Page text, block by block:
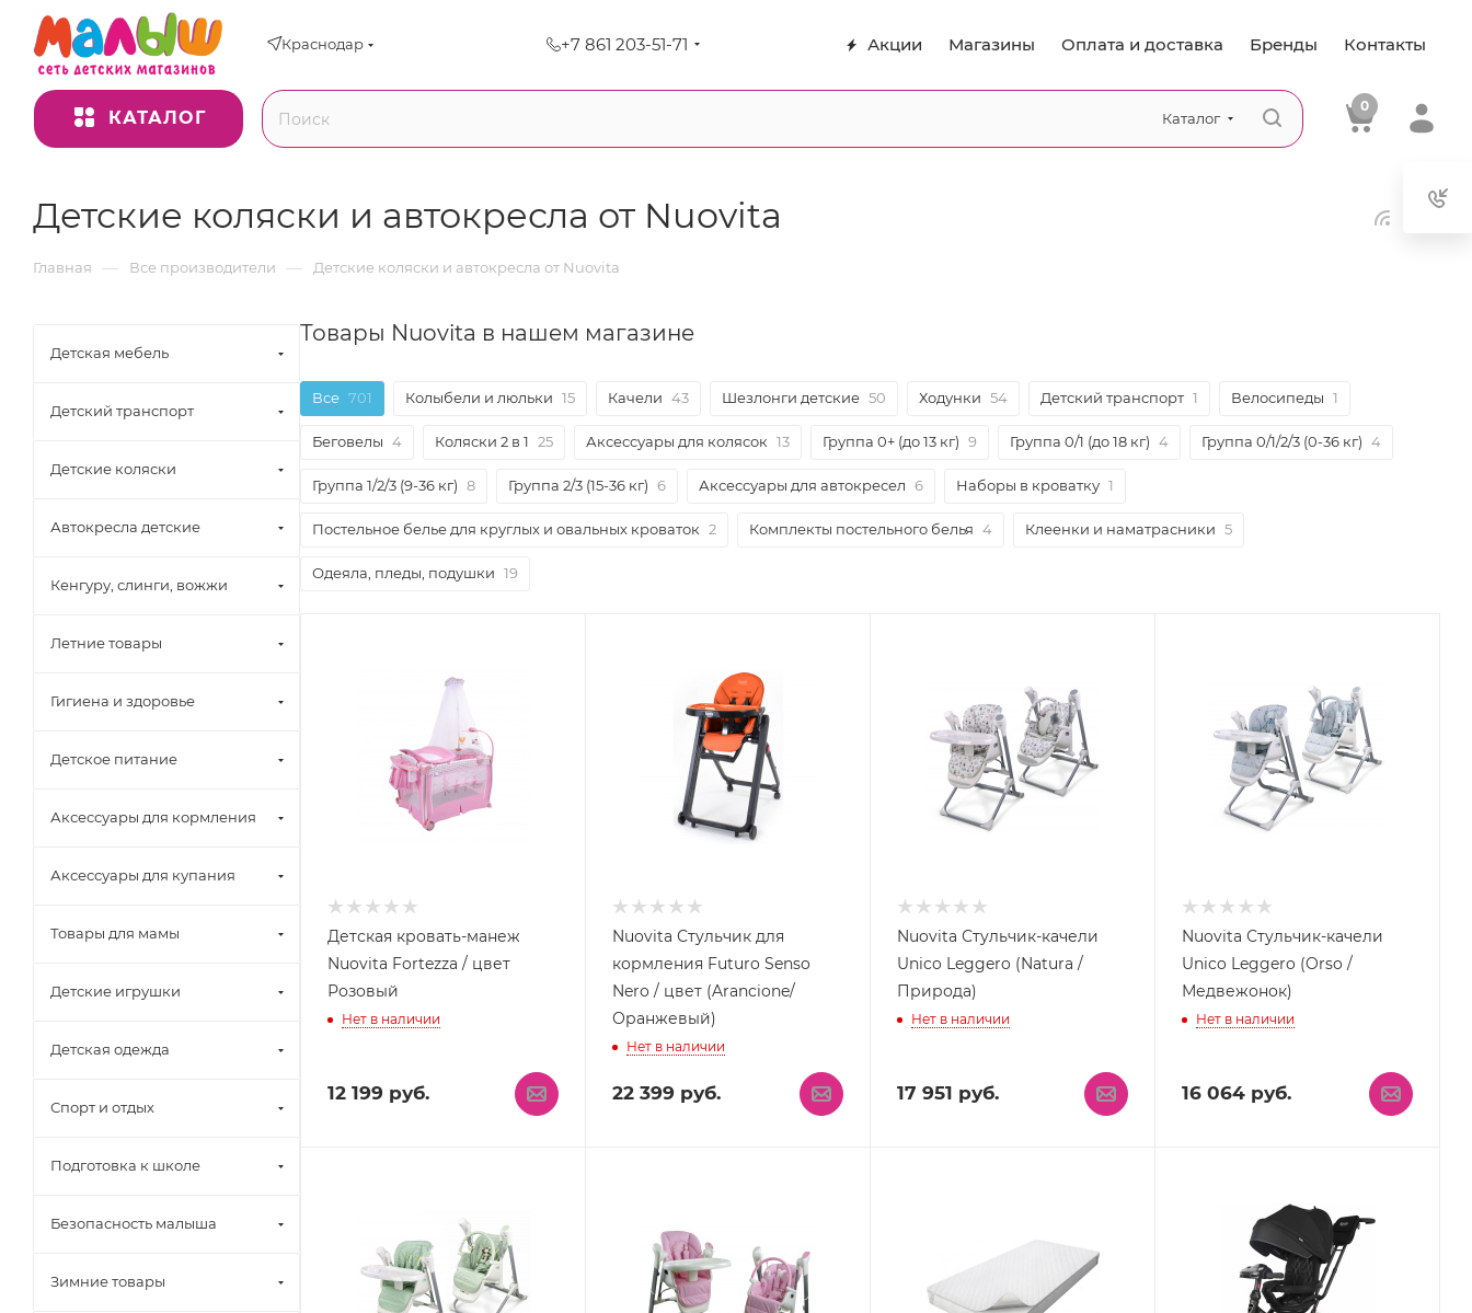
Краснодар +7 861 203-51-71 Акции Магазины Оплата и доставка Бренды Контакты
КАТАЛОГ Каталог
0
Детские коляски и автокресла от Nuovita
Главная — Все производители — Детские коляски и автокресла от Nuovita
Товары Nuovita в нашем магазине
Все 701 Колыбели и люльки 15 Качели 43 Шезлонги детские 50 Ходунки 54 Детский транспорт 1 Велосипеды 1
Беговелы 4 Коляски 2 в 1 25 Аксессуары для колясок 13 Группа 0+ (до 13 кг) 9 Группа 0/1 (до 18 кг) 4 Группа 0/1/2/3 (0-36 кг) 4
Группа 1/2/3 (9-36 кг) 8 Группа 2/3 (15-36 кг) 6 Аксессуары для автокресел 6 Наборы в кроватку 1
Постельное белье для круглых и овальных кроваток 2 Комплекты постельного белья 4 Клеенки и наматрасники 5
Одеяла, пледы, подушки 19
Детская кровать-манеж
Nuovita Fortezza / цвет
Розовый
Нет в наличии
12 199 руб.
Nuovita Стульчик для
кормления Futuro Senso
Nero / цвет (Arancione/
Оранжевый)
Нет в наличии
22 399 руб.
Nuovita Стульчик-качели
Unico Leggero (Natura /
Природа)
Нет в наличии
17 951 руб.
Nuovita Стульчик-качели
Unico Leggero (Orso /
Медвежонок)
Нет в наличии
16 064 руб.
Детская мебель
Детский транспорт
Детские коляски
Автокресла детские
Кенгуру, слинги, вожжи
Летние товары
Гигиена и здоровье
Детское питание
Аксессуары для кормления
Аксессуары для купания
Товары для мамы
Детские игрушки
Детская одежда
Спорт и отдых
Подготовка к школе
Безопасность малыша
Зимние товары